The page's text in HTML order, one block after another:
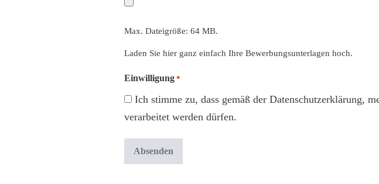
Max. Dateigröße: 64 MB.
Laden Sie hier ganz einfach Ihre Bewerbungsunterlagen hoch.
Einwilligung *
Ich stimme zu, dass gemäß der Datenschutzerklärung,
verarbeitet werden dürfen.